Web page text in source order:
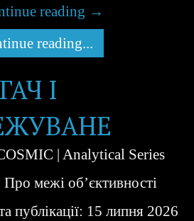
reading →
reading...
І
| Analytical Series
Про межі об’єктивності
публікації: 15 липня 2026